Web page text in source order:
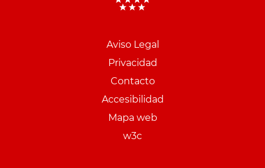
Aviso Legal
Privacidad
Contacto
Accesibilidad
Mapa web
w3c